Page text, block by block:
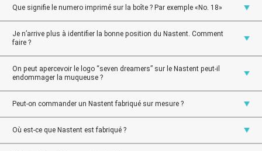
Que signifie le numero imprimé sur la boîte ? Par exemple «No. 18»
Je n’arrive plus à identifier la bonne position du Nastent. Comment
faire ?
On peut apercevoir le logo “seven dreamers” sur le Nastent peut-il
endommager la muqueuse ?
Peut-on commander un Nastent fabriqué sur mesure ?
Où est-ce que Nastent est fabriqué ?